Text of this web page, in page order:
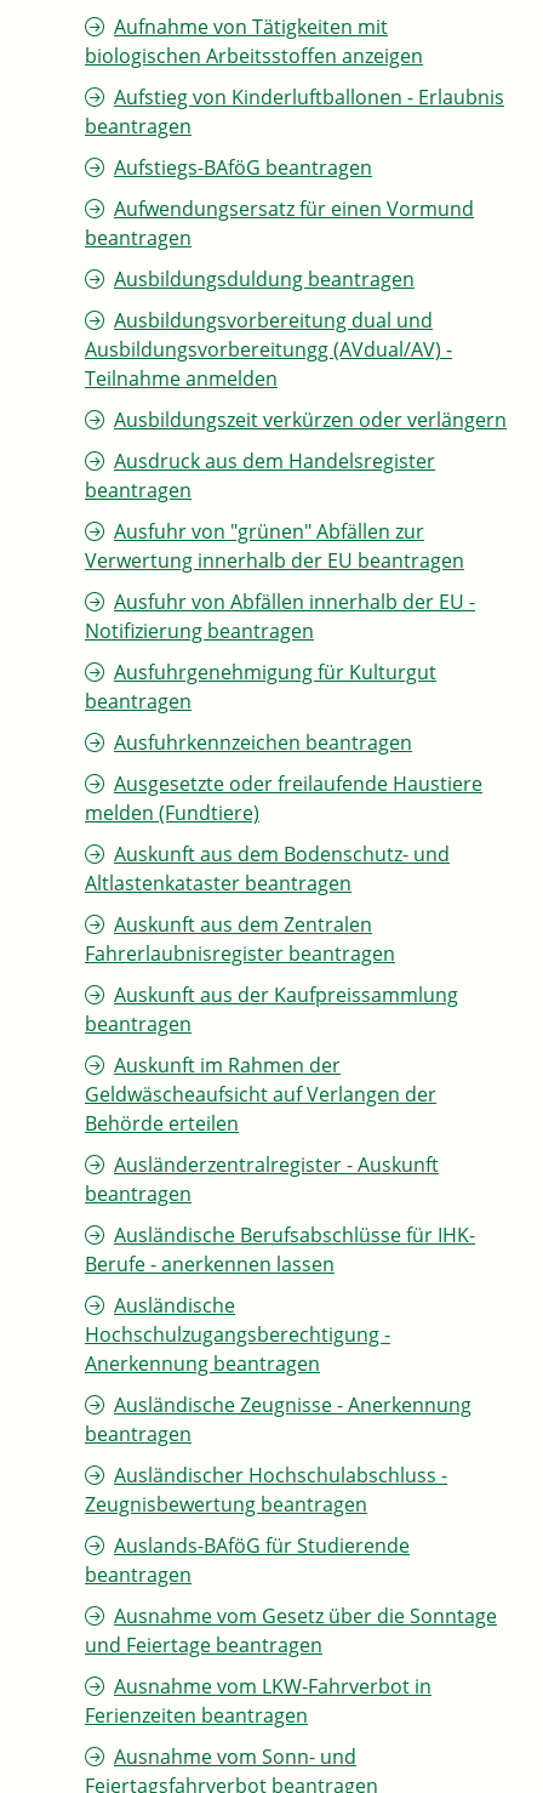
Aufnahme von Tätigkeiten mit
biologischen Arbeitsstoffen anzeigen
Aufstieg von Kinderluftballonen - Erlaubnis
beantragen
Aufstiegs-BAföG beantragen
Aufwendungsersatz für einen Vormund
beantragen
Ausbildungsduldung beantragen
Ausbildungsvorbereitung dual und
Ausbildungsvorbereitungg (AVdual/AV) -
Teilnahme anmelden
Ausbildungszeit verkürzen oder verlängern
Ausdruck aus dem Handelsregister
beantragen
Ausfuhr von "grünen" Abfällen zur
Verwertung innerhalb der EU beantragen
Ausfuhr von Abfällen innerhalb der EU -
Notifizierung beantragen
Ausfuhrgenehmigung für Kulturgut
beantragen
Ausfuhrkennzeichen beantragen
Ausgesetzte oder freilaufende Haustiere
melden (Fundtiere)
Auskunft aus dem Bodenschutz- und
Altlastenkataster beantragen
Auskunft aus dem Zentralen
Fahrerlaubnisregister beantragen
Auskunft aus der Kaufpreissammlung
beantragen
Auskunft im Rahmen der
Geldwäscheaufsicht auf Verlangen der
Behörde erteilen
Ausländerzentralregister - Auskunft
beantragen
Ausländische Berufsabschlüsse für IHK-
Berufe - anerkennen lassen
Ausländische
Hochschulzugangsberechtigung -
Anerkennung beantragen
Ausländische Zeugnisse - Anerkennung
beantragen
Ausländischer Hochschulabschluss -
Zeugnisbewertung beantragen
Auslands-BAföG für Studierende
beantragen
Ausnahme vom Gesetz über die Sonntage
und Feiertage beantragen
Ausnahme vom LKW-Fahrverbot in
Ferienzeiten beantragen
Ausnahme vom Sonn- und
Feiertagsfahrverbot beantragen